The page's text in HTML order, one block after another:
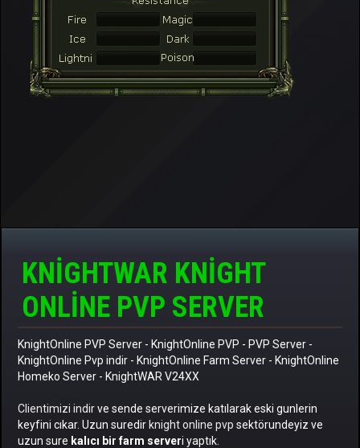
KNIGHTWAR KNIGHT
ONLINE PVP SERVER
KnightOnline PVP Server - KnightOnline PVP - PVP Server -
KnightOnline Pvp indir - KnightOnline Farm Server - KnightOnline
Homeko Server - KnightWAR V24XX
Clientimizi indirve sende serverimize katılarak eski gunlerin
keyfini cıkar. Uzun suredir knight online pvp sektörundeyiz ve
uzun sure kalıcı bir farm serveri yaptık.